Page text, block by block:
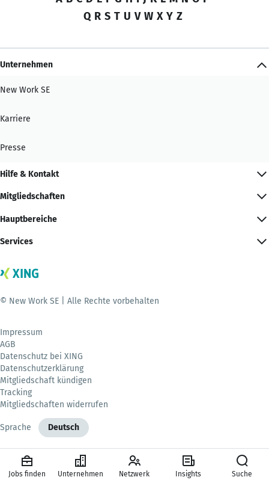
Q R S T U V W X Y Z
Unternehmen
New Work SE
Karriere
Presse
Hilfe & Kontakt
Mitgliedschaften
Hauptbereiche
Services
© New Work SE | Alle Rechte vorbehalten
Impressum
AGB
Datenschutz bei XING
Datenschutzerklärung
Mitgliedschaft kündigen
Tracking
Mitgliedschaften widerrufen
Sprache Deutsch
Jobs finden Unternehmen Netzwerk Insights Suche